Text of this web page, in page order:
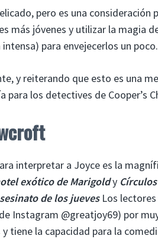
pero es una
más jóvenes y utilizar la magia
para envejecerlos un poco.
y reiterando que esto es una
para los detectives de Cooper’s
interpretar a Joyce es la
exótico de Marigoldy
de los juevesLos lectores
Instagram @greatjoy69) por
tiene la capacidad para la